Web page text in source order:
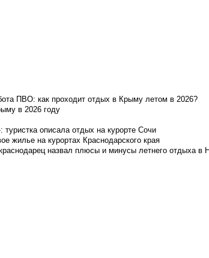
ПВО: как проходит отдых в Крыму летом в 2026?
в 2026 году
описала отдых на курорте Сочи
жилье на курортах Краснодарского края
назвал плюсы и минусы летнего отдыха в